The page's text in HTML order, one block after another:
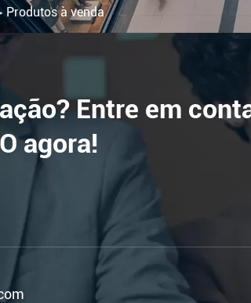
Produtos à venda
Entre em
agora!